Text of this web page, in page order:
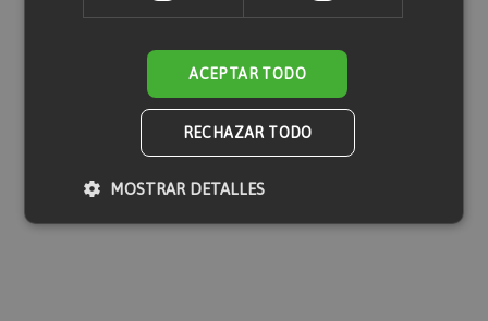
ACEPTAR TODO
RECHAZAR TODO
MOSTRAR DETALLES